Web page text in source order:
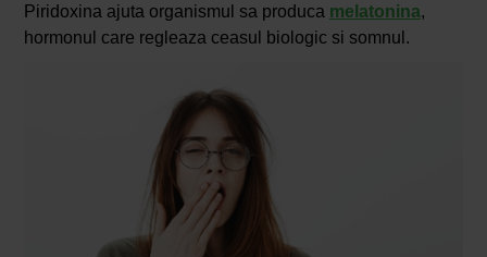
Piridoxina ajuta organismul sa produca melatonina,
hormonul care regleaza ceasul biologic si somnul.